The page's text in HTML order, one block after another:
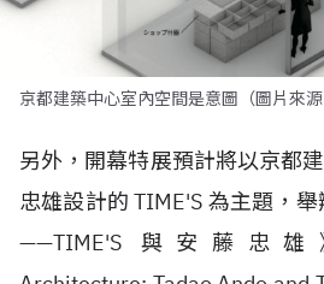
京都建築中心室內空間是意圖（圖片來源
另外，開幕特展預計將以京都
忠雄設計的 TIME'S 為主題，
——TIME'S 與安藤忠雄